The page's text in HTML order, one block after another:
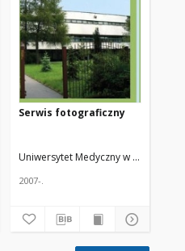
Żmuda, Ryszard. Red. nacz.
Serwis fotograficzny
Uniwersytet Medyczny w Łodzi
2007-.